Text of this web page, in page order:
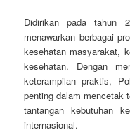
Didirikan pada tahun
menawarkan berbagai
kesehatan masyarakat,
kesehatan. Dengan
keterampilan praktis,
penting dalam mencetak
tantangan kebutuhan
internasional.